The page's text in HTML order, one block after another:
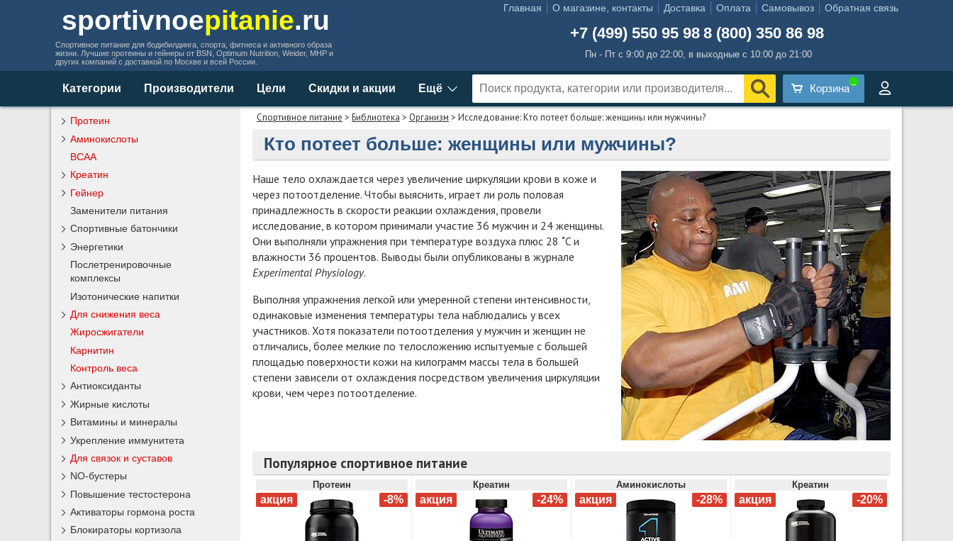
sportivnoepitanie.ru
Спортивное питание для бодибилдинга, спорта, фитнеса и активного образа
жизни. Лучшие протеины и гейнеры от BSN, Optimum Nutrition, Weider, MHP и
других компаний с доставкой по Москве и всей России.
Главная О магазине, контакты Доставка Оплата Самовывоз Обратная связь
+7 (499) 550 95 98 8 (800) 350 86 98
Пн - Пт с 9:00 до 22:00, в выходные с 10:00 до 21:00
Категории Производители Цели Скидки и акции Ещё Корзина
Спортивное питание > Библиотека > Организм > Исследование: Кто потеет больше: женщины или мужчины?
Кто потеет больше: женщины или мужчины?
Наше тело охлаждается через увеличение циркуляции крови в коже и
через потоотделение. Чтобы выяснить, играет ли роль половая
принадлежность в скорости реакции охлаждения, провели
исследование, в котором принимали участие 36 мужчин и 24 женщины.
Они выполняли упражнения при температуре воздуха плюс 28 ˚C и
влажности 36 процентов. Выводы были опубликованы в журнале
Experimental Physiology.
Выполняя упражнения легкой или умеренной степени интенсивности,
одинаковые изменения температуры тела наблюдались у всех
участников. Хотя показатели потоотделения у мужчин и женщин не
отличались, более мелкие по телосложению испытуемые с большей
площадью поверхности кожи на килограмм массы тела в большей
степени зависели от охлаждения посредством увеличения циркуляции
крови, чем через потоотделение.
Популярное спортивное питание
Протеин Креатин Аминокислоты Креатин
Протеин
Аминокислоты
BCAA
Креатин
Гейнер
Заменители питания
Спортивные батончики
Энергетики
Послетренировочные
комплексы
Изотонические напитки
Для снижения веса
Жиросжигатели
Карнитин
Контроль веса
Антиоксиданты
Жирные кислоты
Витамины и минералы
Укрепление иммунитета
Для связок и суставов
NO-бустеры
Повышение тестостерона
Активаторы гормона роста
Блокираторы кортизола